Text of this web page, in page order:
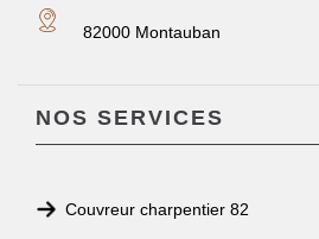
82000 Montauban
NOS SERVICES
Couvreur charpentier 82